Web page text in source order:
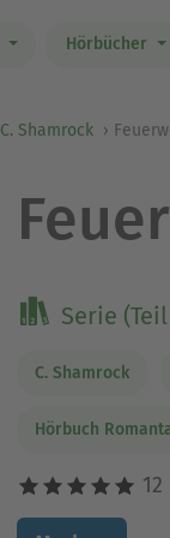
Hörbücher
C. Shamrock
Serie
C. Shamrock
Hörbuch